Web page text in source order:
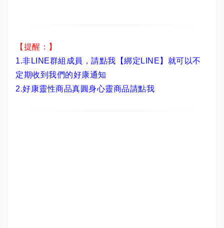
【提醒：】
1.非LINE群組成員， 請點我【綁定LINE】 就可以不
定期收到我們的好康通知
2.好康靈性商品真圓身心靈商品請點我